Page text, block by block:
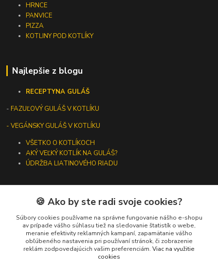
HRNCE
PANVICE
PIZZA
KOTLINY POD KOTLÍKY
Najlepšie z blogu
RECEPTYNA GULÁŠ
-FAZUĽOVÝ GULÁŠ V KOTLÍKU
- VEGÁNSKY GULÁŠ V KOTLÍKU
VŠETKO O KOTLÍKOCH
AKÝ VEĽKÝ KOTLÍK NA GULÁŠ?
ÚDRŽBA LIATINOVÉHO RIADU
Kontakty
+421 919 275 553
(Po-Pia, 10-13 hod.)
🍪 Ako by ste radi svoje cookies?
Súbory cookies používame na správne fungovanie nášho e-shopu
av prípade vášho súhlasu tiež na sledovanie štatistík o webe,
meranie efektivity reklamných kampaní, zapamätanie vášho
obľúbeného nastavenia pri používaní stránok, či zobrazenie
reklám zodpovedajúcich vašim preferenciám. Viac na využitie
cookies